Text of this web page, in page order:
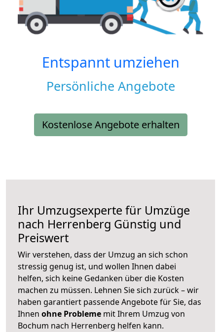
Entspannt umziehen
Persönliche Angebote
Kostenlose Angebote erhalten
Ihr Umzugsexperte für Umzüge
nach Herrenberg Günstig und
Preiswert
Wir verstehen, dass der Umzug an sich schon
stressig genug ist, und wollen Ihnen dabei
helfen, sich keine Gedanken über die Kosten
machen zu müssen. Lehnen Sie sich zurück – wir
haben garantiert passende Angebote für Sie, das
Ihnen ohne Probleme mit Ihrem Umzug von
Bochum nach Herrenberg helfen kann.